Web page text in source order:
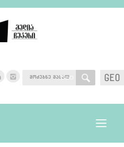
GEO
GEO
Toggle